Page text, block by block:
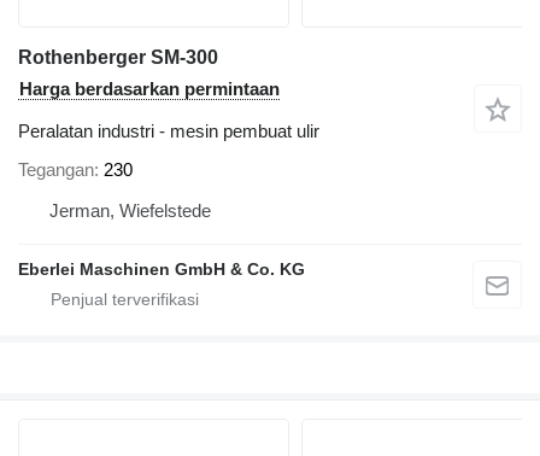
Rothenberger SM-300
Harga berdasarkan permintaan
Peralatan industri - mesin pembuat ulir
Tegangan 230
Jerman, Wiefelstede
Eberlei Maschinen GmbH & Co. KG